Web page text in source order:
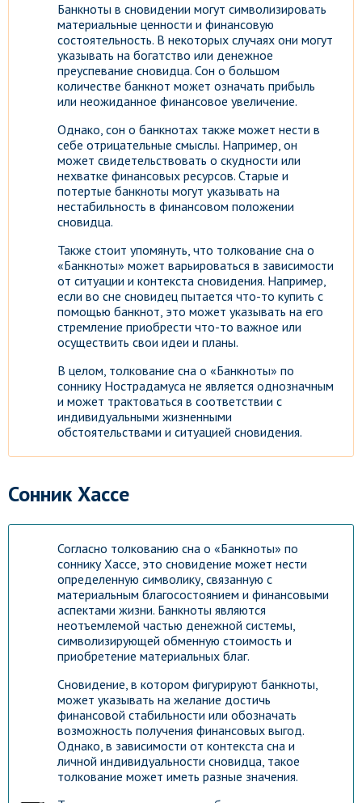
Банкноты в сновидении могут символизировать
материальные ценности и финансовую
состоятельность. В некоторых случаях они могут
указывать на богатство или денежное
преуспевание сновидца. Сон о большом
количестве банкнот может означать прибыль
или неожиданное финансовое увеличение.
Однако, сон о банкнотах также может нести в
себе отрицательные смыслы. Например, он
может свидетельствовать о скудности или
нехватке финансовых ресурсов. Старые и
потертые банкноты могут указывать на
нестабильность в финансовом положении
сновидца.
Также стоит упомянуть, что толкование сна о
«Банкноты» может варьироваться в зависимости
от ситуации и контекста сновидения. Например,
если во сне сновидец пытается что-то купить с
помощью банкнот, это может указывать на его
стремление приобрести что-то важное или
осуществить свои идеи и планы.
В целом, толкование сна о «Банкноты» по
соннику Нострадамуса не является однозначным
и может трактоваться в соответствии с
индивидуальными жизненными
обстоятельствами и ситуацией сновидения.
Сонник Хассе
Согласно толкованию сна о «Банкноты» по
соннику Хассе, это сновидение может нести
определенную символику, связанную с
материальным благосостоянием и финансовыми
аспектами жизни. Банкноты являются
неотъемлемой частью денежной системы,
символизирующей обменную стоимость и
приобретение материальных благ.
Сновидение, в котором фигурируют банкноты,
может указывать на желание достичь
финансовой стабильности или обозначать
возможность получения финансовых выгод.
Однако, в зависимости от контекста сна и
личной индивидуальности сновидца, такое
толкование может иметь разные значения.